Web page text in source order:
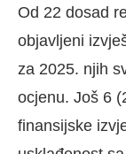
Od 22 dosad
objavljeni
za 2025. njih
ocjenu. Još 6
finansijske